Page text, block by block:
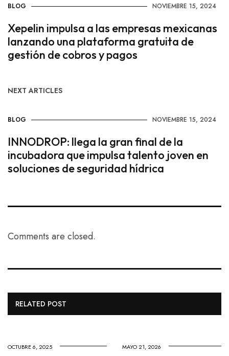
BLOG NOVIEMBRE 15, 2024
Xepelin impulsa a las empresas mexicanas
lanzando una plataforma gratuita de
gestión de cobros y pagos
NEXT ARTICLES
BLOG NOVIEMBRE 15, 2024
INNODROP: llega la gran final de la
incubadora que impulsa talento joven en
soluciones de seguridad hídrica
Comments are closed.
RELATED POST
OCTUBRE 6, 2025 MAYO 21, 2026